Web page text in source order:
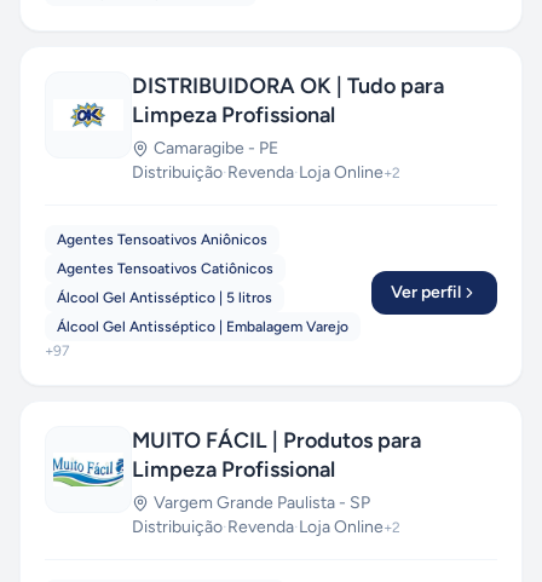
DISTRIBUIDORA OK | Tudo para
Limpeza Profissional
Camaragibe - PE
Distribuição·Revenda·Loja Online+2
Agentes Tensoativos Aniônicos
Agentes Tensoativos Catiônicos
Álcool Gel Antisséptico | 5 litros
Álcool Gel Antisséptico | Embalagem Varejo
+97
Ver perfil
MUITO FÁCIL | Produtos para
Limpeza Profissional
Vargem Grande Paulista - SP
Distribuição·Revenda·Loja Online+2